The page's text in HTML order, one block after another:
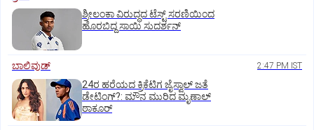
ಶ್ರೀಲಂಕಾ ವಿರುದ್ಧದ ಟೆಸ್ಟ್ ಸರಣಿಯಿಂದ
ಹೊರಬಿದ್ದ ಸಾಯಿ ಸುದರ್ಶನ್
ಬಾಲಿವುಡ್‌ 2:47 PM IST
24ರ ಹರೆಯದ ಕ್ರಿಕೆಟಿಗ ಜೈಸ್ವಾಲ್‌ ಜತೆ
ಡೇಟಿಂಗ್?:‌ ಮೌನ ಮುರಿದ ಮೃಣಾಲ್‌
ಠಾಕೂರ್